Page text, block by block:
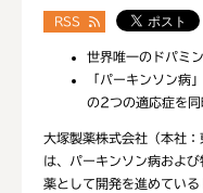
RSS
世界唯一のドパミ
「パーキンソン病
の2つの適応症を同
大塚製薬株式会社（本社：
は、パーキンソン病およ
薬として開発を進めてい